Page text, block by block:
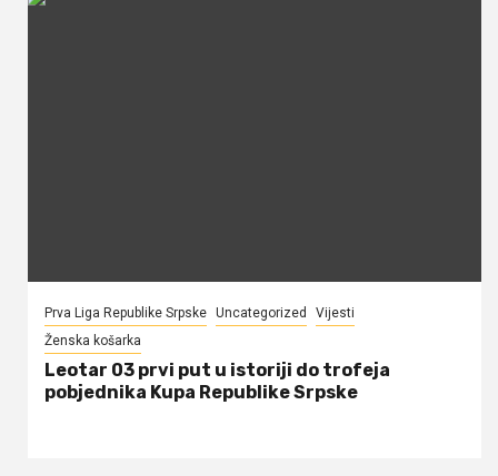
Prva Liga Republike Srpske Uncategorized
Vijesti
Ženska košarka
Leotar 03 prvi put u istoriji do trofeja
pobjednika Kupa Republike Srpske